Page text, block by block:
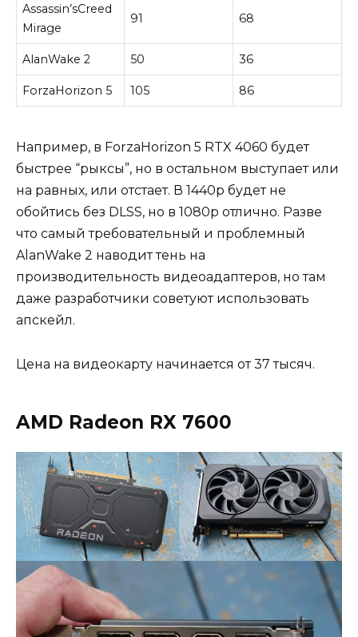
Assassin’sCreed
Mirage
91 68
AlanWake 2 50 36
ForzaHorizon 5 105 86
Например, в ForzaHorizon 5 RTX 4060 будет
быстрее “рыксы”, но в остальном выступает или
на равных, или отстает. В 1440р будет не
обойтись без DLSS, но в 1080р отлично. Разве
что самый требовательный и проблемный
AlanWake 2 наводит тень на
производительность видеоадаптеров, но там
даже разработчики советуют использовать
апскейл.
Цена на видеокарту начинается от 37 тысяч.
AMD Radeon RX 7600